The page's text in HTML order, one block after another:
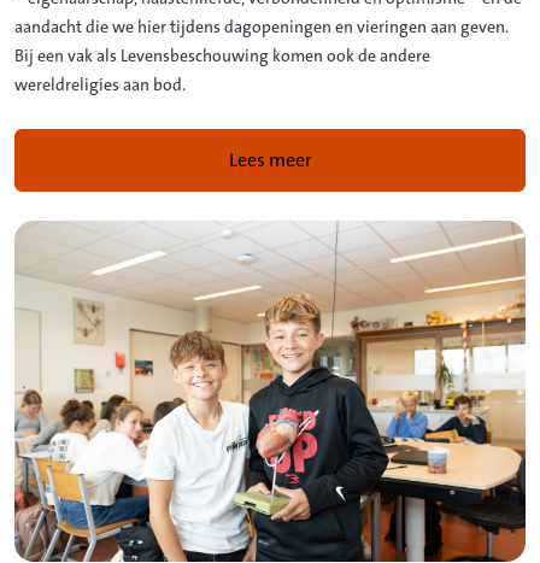
aandacht die we hier tijdens dagopeningen en vieringen aan geven.
Bij een vak als Levensbeschouwing komen ook de andere
wereldreligies aan bod.
Lees meer